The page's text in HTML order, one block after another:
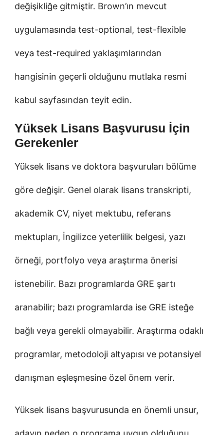
değişikliğe gitmiştir. Brown’ın mevcut
uygulamasında test-optional, test-flexible
veya test-required yaklaşımlarından
hangisinin geçerli olduğunu mutlaka resmi
kabul sayfasından teyit edin.
Yüksek Lisans Başvurusu İçin
Gerekenler
Yüksek lisans ve doktora başvuruları bölüme
göre değişir. Genel olarak lisans transkripti,
akademik CV, niyet mektubu, referans
mektupları, İngilizce yeterlilik belgesi, yazı
örneği, portfolyo veya araştırma önerisi
istenebilir. Bazı programlarda GRE şartı
aranabilir; bazı programlarda ise GRE isteğe
bağlı veya gerekli olmayabilir. Araştırma odaklı
programlar, metodoloji altyapısı ve potansiyel
danışman eşleşmesine özel önem verir.
Yüksek lisans başvurusunda en önemli unsur,